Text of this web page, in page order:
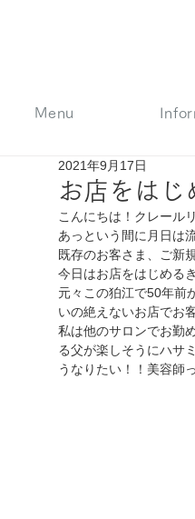
Menu
お店をはじ
2021年9月17日
こんにちは！クレール
あっという間に月日は
既存のお客さま、ご新
今日はお店をはじめる
元々この狛江で50年前
いの絶えないお店でお
私は他のサロンでお勤
る父が楽しそうにハサ
うなりたい！！美容師